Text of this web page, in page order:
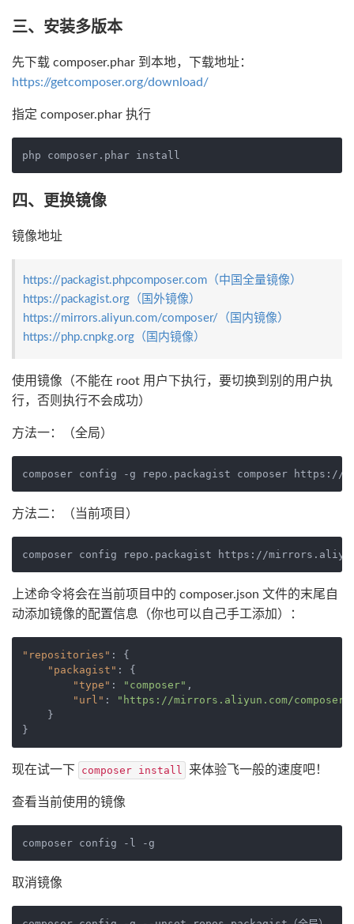
三、安装多版本
先下载 composer.phar 到本地，下载地址：
https://getcomposer.org/download/
指定 composer.phar 执行
四、更换镜像
镜像地址
https://packagist.phpcomposer.com（中国全量镜像）
https://packagist.org（国外镜像）
https://mirrors.aliyun.com/composer/（国内镜像）
https://php.cnpkg.org（国内镜像）
使用镜像（不能在 root 用户下执行，要切换到别的用户执
行，否则执行不会成功）
方法一：（全局）
方法二：（当前项目）
上述命令将会在当前项目中的 composer.json 文件的末尾自
动添加镜像的配置信息（你也可以自己手工添加）：
"repositories" :
{
"packagist" :
{
"type" : "composer" ,
"url" :
"https://mirrors.aliyun.com/composer/
}
}
现在试一下 composer install 来体验飞一般的速度吧！
查看当前使用的镜像
取消镜像